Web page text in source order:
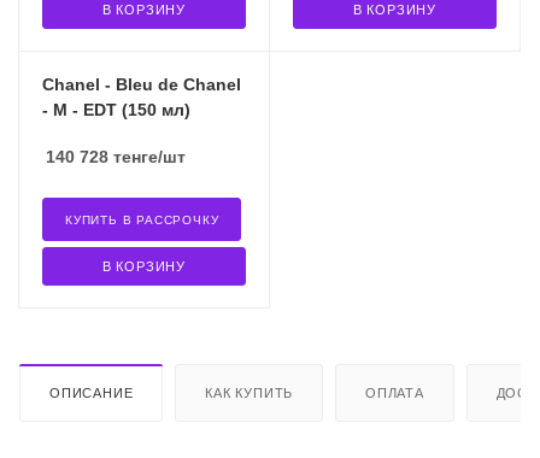
В КОРЗИНУ В КОРЗИНУ
Chanel - Bleu de Chanel
- M - EDT (150 мл)
140 728 тенге/шт
В КОРЗИНУ
КУПИТЬ В РАССРОЧКУ
ОПИСАНИЕ КАК КУПИТЬ ОПЛАТА